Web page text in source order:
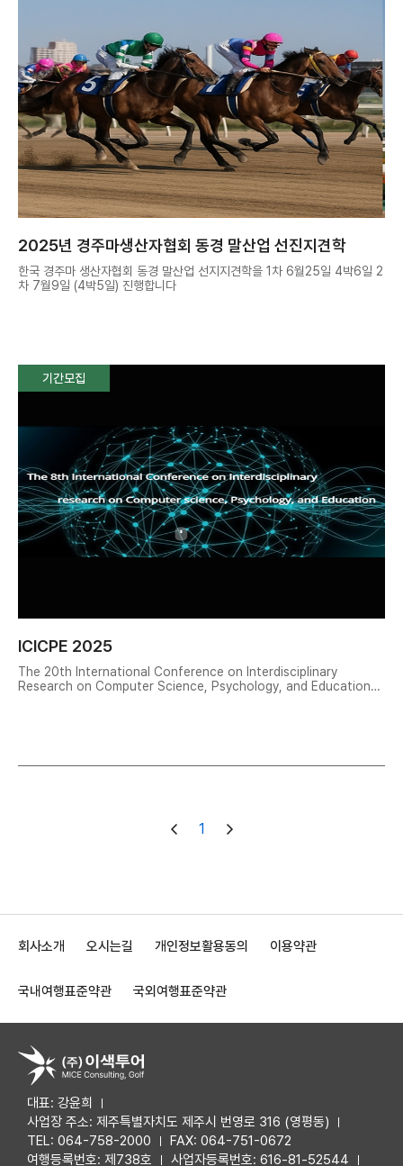
2025년 경주마생산자협회 동경 말산업 선진지견학
한국 경주마 생산자협회 동경 말산업 선지지견학을 1차 6월25일 4박6일 2
차 7월9일 (4박5일) 진행합니다
기간모집
ICICPE 2025
The 20th International Conference on Interdisciplinary
Research on Computer Science, Psychology, and Education
1
회사소개 오시는길 개인정보활용동의 이용약관
국내여행표준약관 국외여행표준약관
대표: 강윤희
사업장 주소: 제주특별자치도 제주시 번영로 316 (영평동)
TEL: 064-758-2000
FAX: 064-751-0672
여행등록번호: 제738호
사업자등록번호: 616-81-52544